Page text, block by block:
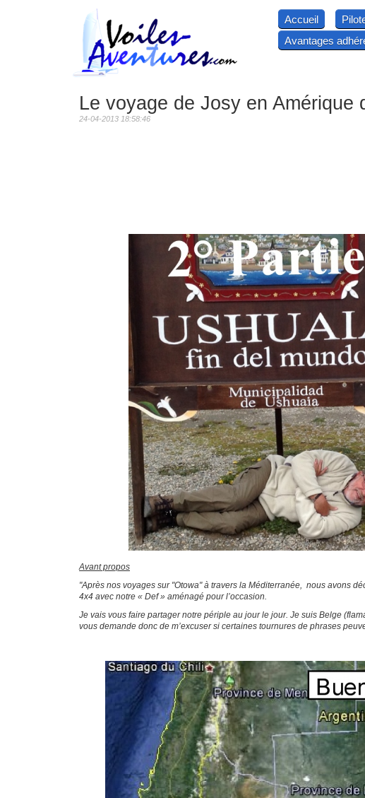
Accueil
Avantages
Le voyage de Josy en Amérique
24-04-2013 18:58:46
Avant propos
"Après nos voyages sur "Otowa" à travers la Méditerranée, nous avons
4x4 avec notre « Def » aménagé pour l’occasion.
Je vais vous faire partager notre périple au jour le jour. Je suis Belge
vous demande donc de m’excuser si certaines tournures de phrases